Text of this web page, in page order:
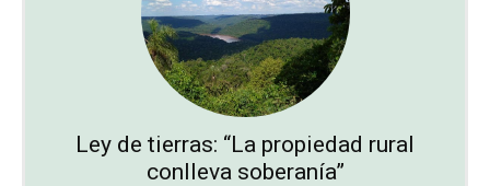
Ley de tierras: “La propiedad rural
conlleva soberanía”